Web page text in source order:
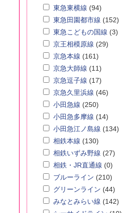
東急東横線 (94)
東急田園都市線 (152)
東急こどもの国線 (3)
京王相模原線 (29)
京急本線 (161)
京急大師線 (11)
京急逗子線 (17)
京急久里浜線 (46)
小田急線 (250)
小田急多摩線 (14)
小田急江ノ島線 (134)
相鉄本線 (130)
相鉄いずみ野線 (27)
相鉄・JR直通線 (0)
ブルーライン (210)
グリーンライン (44)
みなとみらい線 (142)